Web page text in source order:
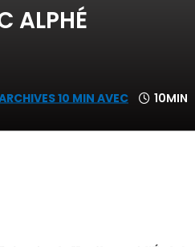
ALPHÉ
10 MIN AVEC 10MIN